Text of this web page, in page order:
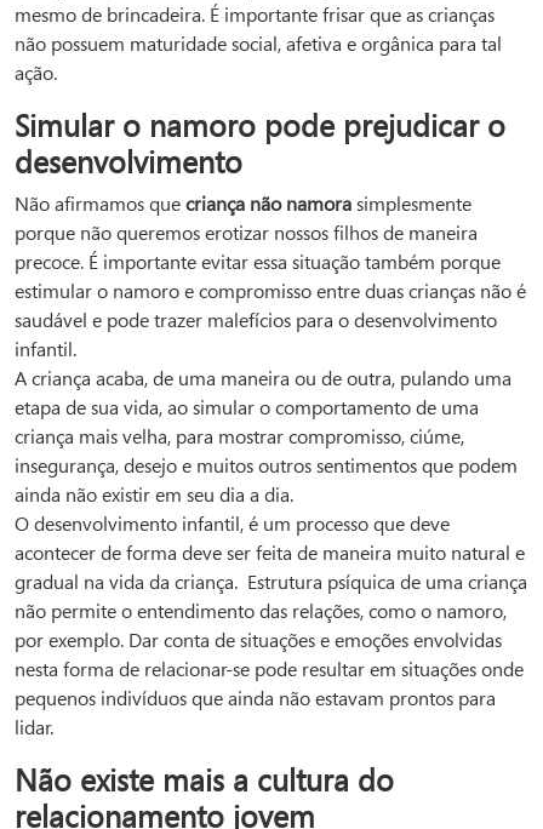
mesmo de brincadeira. É importante frisar que as crianças
não possuem maturidade social, afetiva e orgânica para tal
ação.
Simular o namoro pode prejudicar o
desenvolvimento
Não afirmamos quecriança não namorasimplesmente
porque não queremos erotizar nossos filhos de maneira
precoce. É importante evitar essa situação também porque
estimular o namoro e compromisso entre duas crianças não é
saudável e pode trazer malefícios para o desenvolvimento
infantil.
A criança acaba, de uma maneira ou de outra, pulando uma
etapa de sua vida, ao simular o comportamento de uma
criança mais velha, para mostrar compromisso, ciúme,
insegurança, desejo e muitos outros sentimentos que podem
ainda não existir em seu dia a dia.
O desenvolvimento infantil, é um processo que deve
acontecer de forma deve ser feita de maneira muito natural e
gradual na vida da criança. Estrutura psíquica de uma criança
não permite o entendimento das relações, como o namoro,
por exemplo. Dar conta de situações e emoções envolvidas
nesta forma de relacionar-se pode resultar em situações onde
pequenos indivíduos que ainda não estavam prontos para
lidar.
Não existe mais a cultura do
relacionamento jovem